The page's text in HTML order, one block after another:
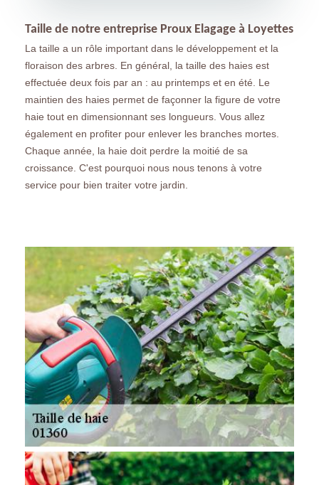
Taille de notre entreprise Proux Elagage à Loyettes
La taille a un rôle important dans le développement et la
floraison des arbres. En général, la taille des haies est
effectuée deux fois par an : au printemps et en été. Le
maintien des haies permet de façonner la figure de votre
haie tout en dimensionnant ses longueurs. Vous allez
également en profiter pour enlever les branches mortes.
Chaque année, la haie doit perdre la moitié de sa
croissance. C'est pourquoi nous nous tenons à votre
service pour bien traiter votre jardin.